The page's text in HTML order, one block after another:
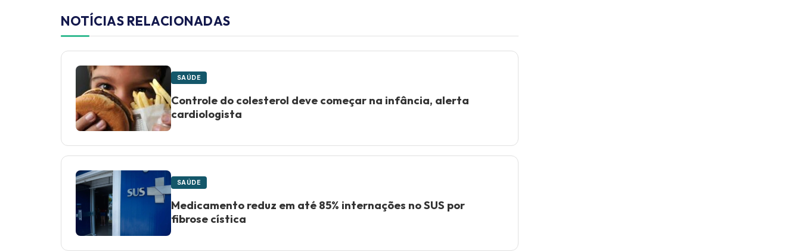
NOTÍCIAS RELACIONADAS
SAÚDE
Controle do colesterol deve começar na infância, alerta
cardiologista
SAÚDE
Medicamento reduz em até 85% internações no SUS por
fibrose cística